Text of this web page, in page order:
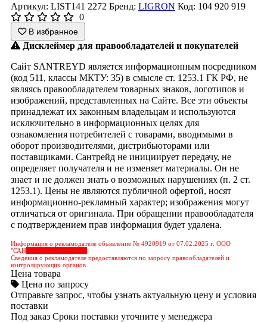
Артикул: LIST141 2272 Бренд: LIGRON Код: 104 920 919
0
В избранное
Дисклеймер для правообладателей и покупателей
Сайт SANTREYD является информационным посредником
(код 511, классы МКТУ: 35) в смысле ст. 1253.1 ГК РФ, не
являясь правообладателем товарных знаков, логотипов и
изображений, представленных на Сайте. Все эти объекты
принадлежат их законным владельцам и используются
исключительно в информационных целях для
ознакомления потребителей с товарами, вводимыми в
оборот производителями, дистрибьюторами или
поставщиками. Сантрейд не инициирует передачу, не
определяет получателя и не изменяет материалы. Он не
знает и не должен знать о возможных нарушениях (п. 2 ст.
1253.1). Цены не являются публичной офертой, носят
информационно-рекламный характер; изображения могут
отличаться от оригинала. При обращении правообладателя
с подтверждением прав информация будет удалена.
Информация о рекламодателе объявление № 4920919 от 07.02.2025 г. ООО
"САН
Сведения о рекламодателе предоставляются по запросу правообладателей и
контролирующих органов.
Цена товара
Цена по запросу
Отправьте запрос, чтобы узнать актуальную цену и условия
поставки
Под заказ Сроки поставки уточните у менеджера